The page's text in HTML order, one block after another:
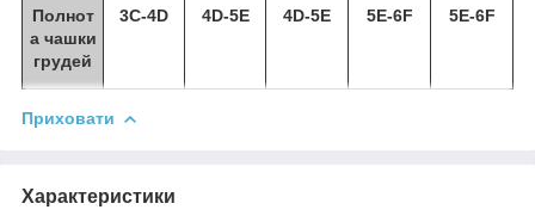
Полнот
а чашки
грудей
3C-4D 4D-5E 4D-5E 5E-6F 5E-6F
Приховати
Характеристики